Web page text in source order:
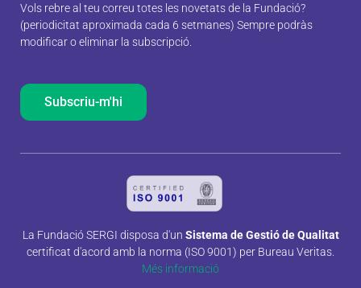
Vols rebre al teu correu totes les novetats de la Fundació?
(periodicitat aproximada cada 6 setmanes) Sempre podràs
modificar o eliminar la subscripció.
Subscriu-m'hi
La Fundació SERGI disposa d'un Sistema de Gestió de Qualitat
certificat d'acord amb la norma (ISO 9001) per Bureau Veritas.
Més informació